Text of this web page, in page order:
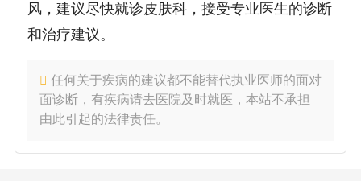
风，建议尽快就诊皮肤科，接受专业医生的诊断
和治疗建议。
任何关于疾病的建议都不能替代执业医师的面对
面诊断，有疾病请去医院及时就医，本站不承担
由此引起的法律责任。